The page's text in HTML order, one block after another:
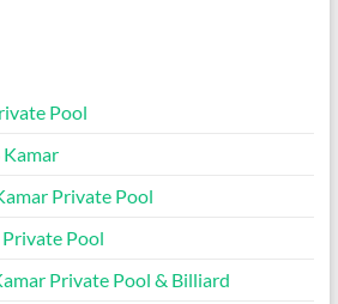
Pool
Private Pool
Pool
Private Pool & Billiard